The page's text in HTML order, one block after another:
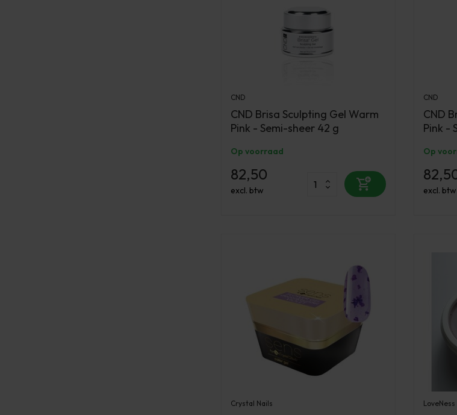
CND
CND Brisa Sculpting Gel Warm
Pink - Semi-sheer 42 g
Op voorraad
82,50
excl. btw
CND
CND
Pink -
Op
excl. btw
Crystal Nails LoveNess